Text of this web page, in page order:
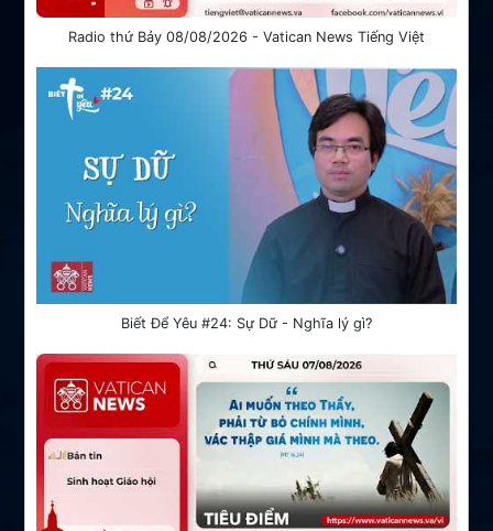
Radio thứ Bảy 08/08/2026 - Vatican News Tiếng Việt
Biết Để Yêu #24: Sự Dữ - Nghĩa lý gì?